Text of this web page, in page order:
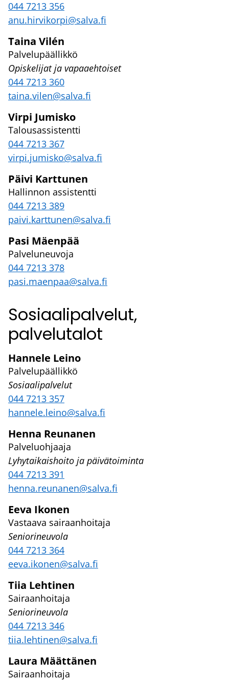
044 7213 356
anu.hirvikorpi@salva.fi
Taina Vilén
Palvelupäällikkö
Opiskelijat ja vapaaehtoiset
044 7213 360
taina.vilen@salva.fi
Virpi Jumisko
Talousassistentti
044 7213 367
virpi.jumisko@salva.fi
Päivi Karttunen
Hallinnon assistentti
044 7213 389
paivi.karttunen@salva.fi
Pasi Mäenpää
Palveluneuvoja
044 7213 378
pasi.maenpaa@salva.fi
Sosiaalipalvelut,
palvelutalot
Hannele Leino
Palvelupäällikkö
Sosiaalipalvelut
044 7213 357
hannele.leino@salva.fi
Henna Reunanen
Palveluohjaaja
Lyhytaikaishoito ja päivätoiminta
044 7213 391
henna.reunanen@salva.fi
Eeva Ikonen
Vastaava sairaanhoitaja
Seniorineuvola
044 7213 364
eeva.ikonen@salva.fi
Tiia Lehtinen
Sairaanhoitaja
Seniorineuvola
044 7213 346
tiia.lehtinen@salva.fi
Laura Määttänen
Sairaanhoitaja